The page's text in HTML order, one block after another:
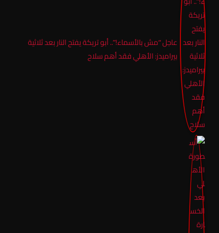
عاجل “مش بالأسماء!”.. أبو تريكة يفتح النار بعد ثلاثية
بيراميدز: الأهلي فقد أهم سلاح